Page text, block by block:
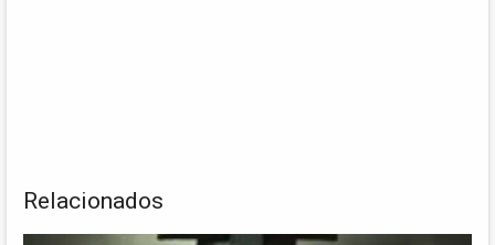
Relacionados